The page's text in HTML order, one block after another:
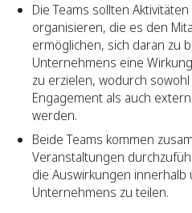
Die Teams sollten
organisieren, die es den
ermöglichen, sich daran zu
Unternehmens eine
zu erzielen, wodurch
Engagement als auch
werden.
Beide Teams kommen
Veranstaltungen
die Auswirkungen
Unternehmens zu teilen.